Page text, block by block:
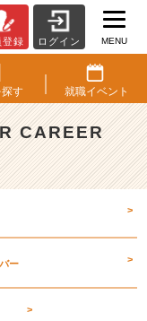
登録 ログイン MENU
探す 就職イベント
CAREER
>
ー >
>